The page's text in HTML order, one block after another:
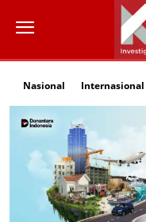
Nasional Internasional